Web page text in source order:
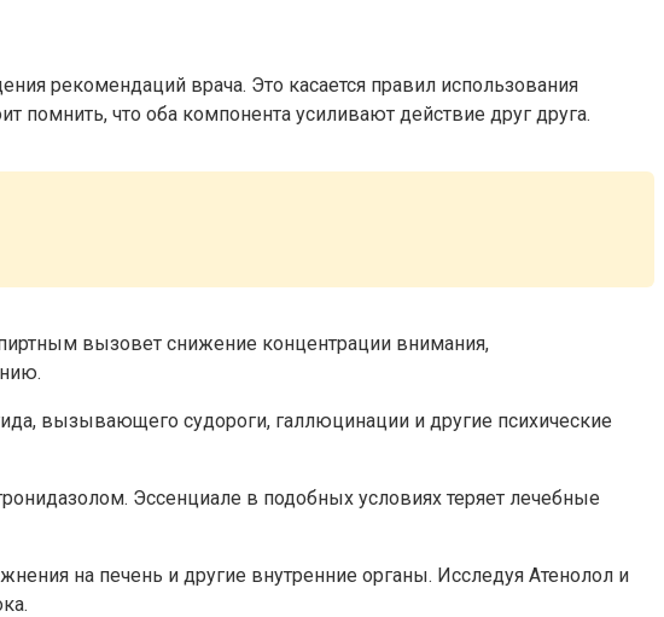
рекомендаций врача. Это касается правил использования
помнить, что оба компонента усиливают действие друг друга.
вызовет снижение концентрации внимания,
вызывающего судороги, галлюцинации и другие психические
Эссенциале в подобных условиях теряет лечебные
на печень и другие внутренние органы. Исследуя Атенолол и